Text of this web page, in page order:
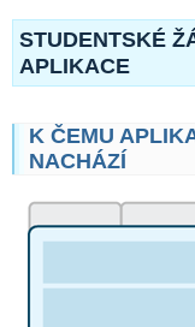
STUDENTSKÉ
APLIKACE
K ČEMU
NACHÁZÍ